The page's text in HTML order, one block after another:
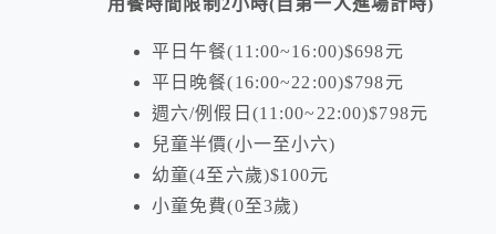
用餐時間限制2小時(自第一人進場計時)
平日午餐(11:00~16:00)$698元
平日晚餐(16:00~22:00)$798元
週六/例假日(11:00~22:00)$798元
兒童半價(小一至小六)
幼童(4至六歲)$100元
小童免費(0至3歲)